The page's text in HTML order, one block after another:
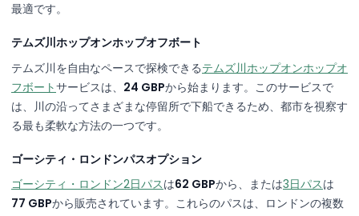
最適です。
テムズ川ホップオンホップオフボート
テムズ川を自由なペースで探検できるテムズ川ホップオンホップオ
フボートサービスは、 24 GBPから始まります。このサービスで
は、川の沿ってさまざまな停留所で下船できるため、都市を視察す
る最も柔軟な方法の一つです。
ゴーシティ・ロンドンパスオプション
ゴーシティ・ロンドン2日パスは62 GBPから、または3日パスは
77 GBPから販売されています。これらのパスは、ロンドンの複数